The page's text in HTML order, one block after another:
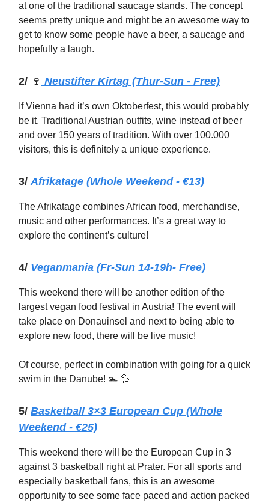
at one of the traditional saucage stands. The concept
seems pretty unique and might be an awesome way to
get to know some people have a beer, a saucage and
hopefully a laugh.
2/ 🍷 Neustifter Kirtag (Thur-Sun - Free)
If Vienna had it’s own Oktoberfest, this would probably
be it. Traditional Austrian outfits, wine instead of beer
and over 150 years of tradition. With over 100.000
visitors, this is definitely a unique experience.
3/ Afrikatage (Whole Weekend - €13)
The Afrikatage combines African food, merchandise,
music and other performances. It’s a great way to
explore the continent’s culture!
4/ Veganmania (Fr-Sun 14-19h- Free)
This weekend there will be another edition of the
largest vegan food festival in Austria! The event will
take place on Donauinsel and next to being able to
explore new food, there will be live music!
Of course, perfect in combination with going for a quick
swim in the Danube! 🏊️ 💦
5/ Basketball 3×3 European Cup (Whole
Weekend - €25)
This weekend there will be the European Cup in 3
against 3 basketball right at Prater. For all sports and
especially basketball fans, this is an awesome
opportunity to see some face paced and action packed